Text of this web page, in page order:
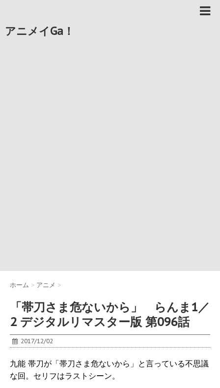
アニメイGa！
ホーム > アニメ >
「帯刀さま危ないから」 らんま1／
2 デジタルリマスター版 第096話
2017/12/02
九能 帯刀が「帯刀さま危ないから」と言っている不思議
な回。セリフはラストシーン。